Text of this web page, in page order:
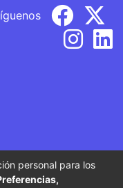
personal para los